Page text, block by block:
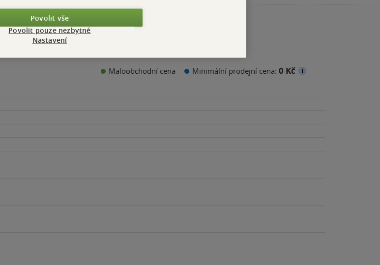
Maloobchodní cena Minimální prodejní cena: 0 Kč
Povolit vše
Povolit pouze nezbytné
Nastavení